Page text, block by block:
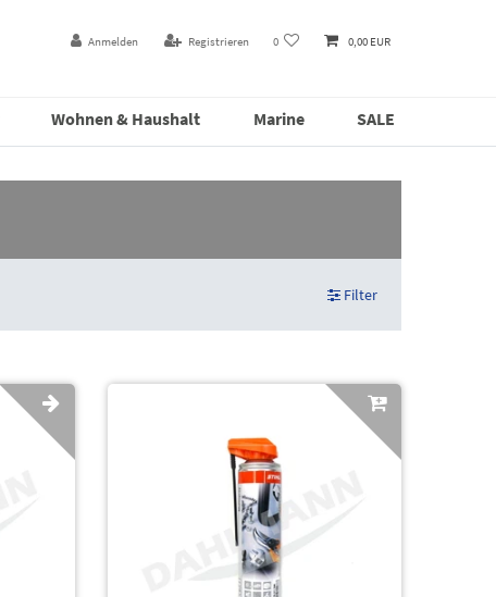
Anmelden Registrieren 0 0,00 EUR
Wohnen & Haushalt Marine SALE
Filter